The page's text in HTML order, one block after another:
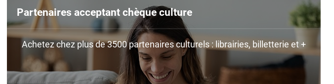
Partenaires acceptant chèque culture
Achetez chez plus de 3500 partenaires culturels : librairies, billetterie et +